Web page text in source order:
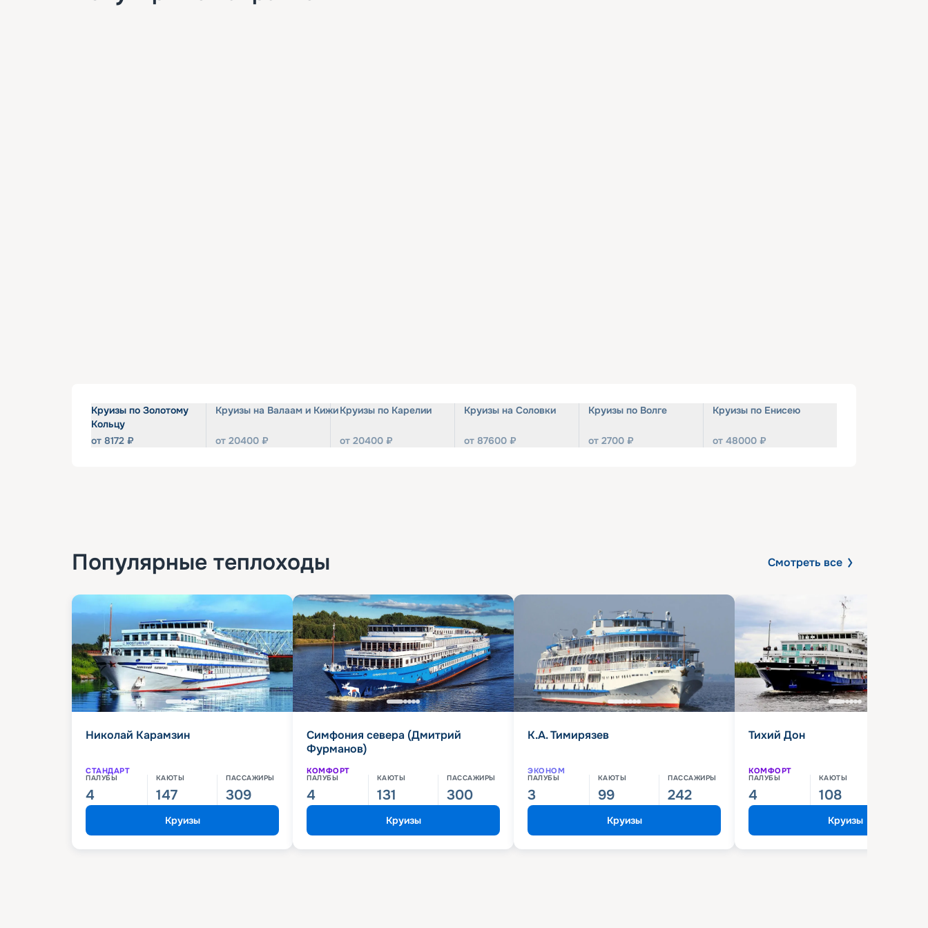
Круизы по Золотому
Кольцу
от 8172 ₽
Круизы на Валаам и Кижи
от 20400 ₽
Круизы по Карелии
от 20400 ₽
Круизы на Соловки
от 87600 ₽
Круизы по Волге
от 2700 ₽
Круизы по Енисею
от 48000 ₽
Популярные теплоходы Смотреть все
Николай Карамзин
СТАНДАРТ
ПАЛУБЫ
4
КАЮТЫ
147
ПАССАЖИРЫ
309
Круизы
Симфония севера (Дмитрий
Фурманов)
КОМФОРТ
ПАЛУБЫ
4
КАЮТЫ
131
ПАССАЖИРЫ
300
Круизы
К.А. Тимирязев
ЭКОНОМ
ПАЛУБЫ
3
КАЮТЫ
99
ПАССАЖИРЫ
242
Круизы
Тихий Дон
КОМФОРТ
ПАЛУБЫ
4
КАЮТЫ
108
Круизы